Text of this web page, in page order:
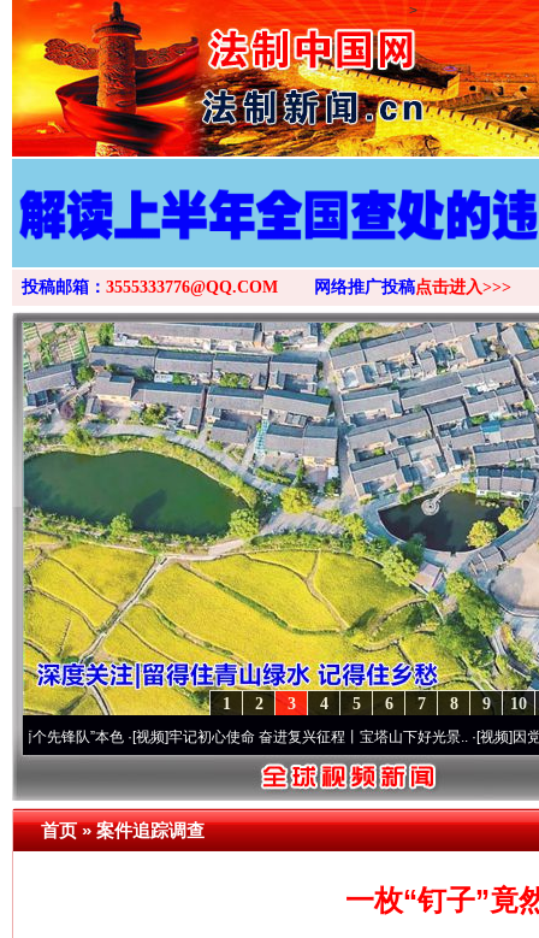
>
投稿邮箱： 3555333776@QQ.COM 网络推广投稿点击进入>>>
10
9
8
7
6
5
4
3
2
1
队”本色·[视频]牢记初心使命 奋进复兴征程丨宝塔山下好光景..·[视频]因党而生 为
首页»案件追踪调查
一枚“钉子”竟